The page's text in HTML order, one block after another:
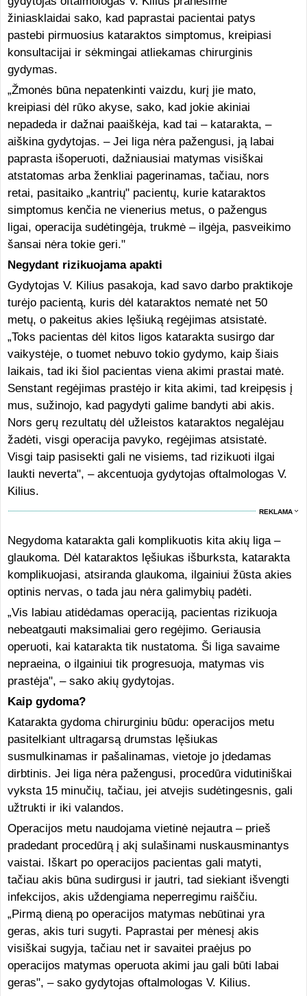
žiniasklaidai sako, kad paprastai pacientai patys
pastebi pirmuosius kataraktos simptomus, kreipiasi
konsultacijai ir sėkmingai atliekamas chirurginis
gydymas.
„Žmonės būna nepatenkinti vaizdu, kurį jie mato,
kreipiasi dėl rūko akyse, sako, kad jokie akiniai
nepadeda ir dažnai paaiškėja, kad tai – katarakta, –
aiškina gydytojas. – Jei liga nėra pažengusi, ją labai
paprasta išoperuoti, dažniausiai matymas visiškai
atstatomas arba ženkliai pagerinamas, tačiau, nors
retai, pasitaiko „kantrių" pacientų, kurie kataraktos
simptomus kenčia ne vienerius metus, o pažengus
ligai, operacija sudėtingėja, trukmė – ilgėja, pasveikimo
šansai nėra tokie geri."
Negydant rizikuojama apakti
Gydytojas V. Kilius pasakoja, kad savo darbo praktikoje
turėjo pacientą, kuris dėl kataraktos nematė net 50
metų, o pakeitus akies lęšiuką regėjimas atsistatė.
„Toks pacientas dėl kitos ligos katarakta susirgo dar
vaikystėje, o tuomet nebuvo tokio gydymo, kaip šiais
laikais, tad iki šiol pacientas viena akimi prastai matė.
Senstant regėjimas prastėjo ir kita akimi, tad kreipęsis į
mus, sužinojo, kad pagydyti galime bandyti abi akis.
Nors gerų rezultatų dėl užleistos kataraktos negalėjau
žadėti, visgi operacija pavyko, regėjimas atsistatė.
Visgi taip pasisekti gali ne visiems, tad rizikuoti ilgai
laukti neverta", – akcentuoja gydytojas oftalmologas V.
Kilius.
REKLAMA
Negydoma katarakta gali komplikuotis kita akių liga –
glaukoma. Dėl kataraktos lęšiukas išburksta, katarakta
komplikuojasi, atsiranda glaukoma, ilgainiui žūsta akies
optinis nervas, o tada jau nėra galimybių padėti.
„Vis labiau atidėdamas operaciją, pacientas rizikuoja
nebeatgauti maksimaliai gero regėjimo. Geriausia
operuoti, kai katarakta tik nustatoma. Ši liga savaime
nepraeina, o ilgainiui tik progresuoja, matymas vis
prastėja", – sako akių gydytojas.
Kaip gydoma?
Katarakta gydoma chirurginiu būdu: operacijos metu
pasitelkiant ultragarsą drumstas lęšiukas
susmulkinamas ir pašalinamas, vietoje jo įdedamas
dirbtinis. Jei liga nėra pažengusi, procedūra vidutiniškai
vyksta 15 minučių, tačiau, jei atvejis sudėtingesnis, gali
užtrukti ir iki valandos.
Operacijos metu naudojama vietinė nejautra – prieš
pradedant procedūrą į akį sulašinami nuskausminantys
vaistai. Iškart po operacijos pacientas gali matyti,
tačiau akis būna sudirgusi ir jautri, tad siekiant išvengti
infekcijos, akis uždengiama neperregimu raiščiu.
„Pirmą dieną po operacijos matymas nebūtinai yra
geras, akis turi sugyti. Paprastai per mėnesį akis
visiškai sugyja, tačiau net ir savaitei praėjus po
operacijos matymas operuota akimi jau gali būti labai
geras", – sako gydytojas oftalmologas V. Kilius.